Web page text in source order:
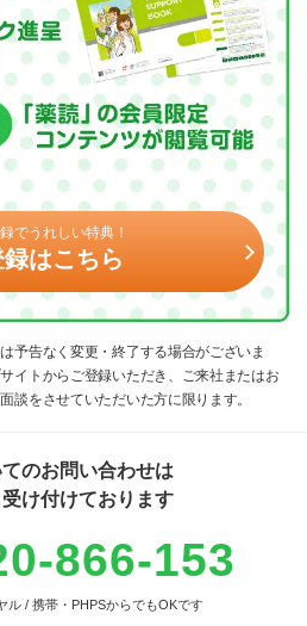
でうれしい特典！
はこちら
予告なく変更・終了する場合がございま
イトからご登録いただき、ご来社またはお
談をさせていただいた方に限ります。
のお問い合わせは
け付けております
866-153
ル / 携帯・PHPSからでもOKです